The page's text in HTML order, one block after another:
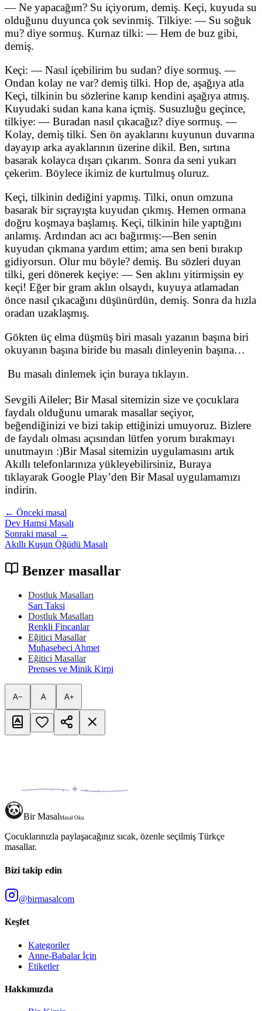
— Ne yapacağım? Su içiyorum, demiş. Keçi, kuyuda su
olduğunu duyunca çok sevinmiş. Tilkiye: — Su soğuk
mu? diye sormuş. Kurnaz tilki: — Hem de buz gibi,
demiş.
Keçi: — Nasıl içebilirim bu sudan? diye sormuş. —
Ondan kolay ne var? demiş tilki. Hop de, aşağıya atla
Keçi, tilkinin bu sözlerine kanıp kendini aşağıya atmış.
Kuyudaki sudan kana kana içmiş. Susuzluğu geçince,
tilkiye: — Buradan nasıl çıkacağız? diye sormuş. —
Kolay, demiş tilki. Sen ön ayaklarını kuyunun duvarına
dayayıp arka ayaklarının üzerine dikil. Ben, sırtına
basarak kolayca dışarı çıkarım. Sonra da seni yukarı
çekerim. Böylece ikimiz de kurtulmuş oluruz.
Keçi, tilkinin dediğini yapmış. Tilki, onun omzuna
basarak bir sıçrayışta kuyudan çıkmış. Hemen ormana
doğru koşmaya başlamış. Keçi, tilkinin hile yaptığını
anlamış. Ardından acı acı bağırmış:—Ben senin
kuyudan çıkmana yardım ettim; ama sen beni bırakıp
gidiyorsun. Olur mu böyle? demiş. Bu sözleri duyan
tilki, geri dönerek keçiye: — Sen aklını yitirmişsin ey
keçi! Eğer bir gram aklın olsaydı, kuyuya atlamadan
önce nasıl çıkacağını düşünürdün, demiş. Sonra da hızla
oradan uzaklaşmış.
Gökten üç elma düşmüş biri masalı yazanın başına biri
okuyanın başına biride bu masalı dinleyenin başına…
Bu masalı dinlemek için buraya tıklayın.
Sevgili Aileler; Bir Masal sitemizin size ve çocuklara
faydalı olduğunu umarak masallar seçiyor,
beğendiğinizi ve bizi takip ettiğinizi umuyoruz. Bizlere
de faydalı olması açısından lütfen yorum bırakmayı
unutmayın :)Bir Masal sitemizin uygulamasını artık
Akıllı telefonlarınıza yükleyebilirsiniz, Buraya
tıklayarak Google Play’den Bir Masal uygulamamızı
indirin.
← Önceki masal
Dev Hamsi Masalı
Sonraki masal →
Akıllı Kuşun Öğüdü Masalı
Benzer masallar
Dostluk Masalları
Sarı Taksi
Dostluk Masalları
Renkli Fincanlar
Eğitici Masallar
Muhasebeci Ahmet
Eğitici Masallar
Prenses ve Minik Kirpi
A− A A+
Bir MasalMasal Oku
Çocuklarınızla paylaşacağınız sıcak, özenle seçilmiş Türkçe
masallar.
Bizi takip edin
@birmasalcom
Keşfet
Kategoriler
Anne-Babalar İçin
Etiketler
Hakkımızda